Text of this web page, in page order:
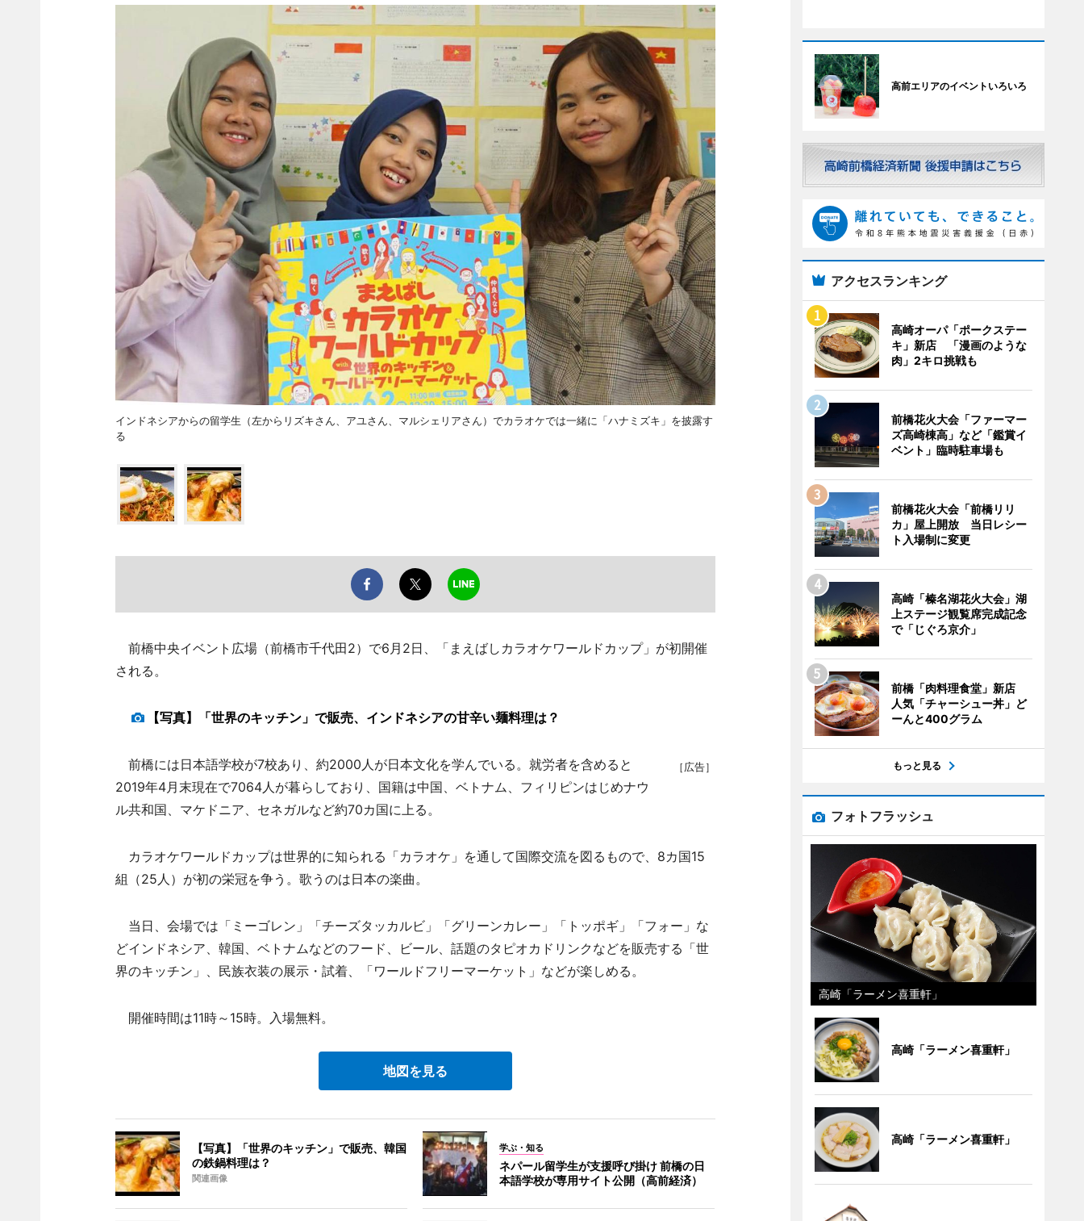
インドネシアからの留学生（左からリズキさん、アユさん、マルシェリアさん）でカラオケでは一緒に「ハナミズキ」を披露す
る
前橋中央イベント広場（前橋市千代田2）で6月2日、「まえばしカラオケワールドカップ」が初開催
される。
【写真】「世界のキッチン」で販売、インドネシアの甘辛い麺料理は？
［広告］
前橋には日本語学校が7校あり、約2000人が日本文化を学んでいる。就労者を含めると
2019年4月末現在で7064人が暮らしており、国籍は中国、ベトナム、フィリピンはじめナウ
ル共和国、マケドニア、セネガルなど約70カ国に上る。
カラオケワールドカップは世界的に知られる「カラオケ」を通して国際交流を図るもので、8カ国15
組（25人）が初の栄冠を争う。歌うのは日本の楽曲。
当日、会場では「ミーゴレン」「チーズタッカルビ」「グリーンカレー」「トッポギ」「フォー」な
どインドネシア、韓国、ベトナムなどのフード、ビール、話題のタピオカドリンクなどを販売する「世
界のキッチン」、民族衣装の展示・試着、「ワールドフリーマーケット」などが楽しめる。
開催時間は11時～15時。入場無料。
地図を見る
【写真】「世界のキッチン」で販売、韓国
の鉄鍋料理は？
関連画像
学ぶ・知る
ネパール留学生が支援呼び掛け 前橋の日
本語学校が専用サイト公開（高前経済）
高前エリアのイベントいろいろ
アクセスランキング
高崎オーパ「ポークステー
キ」新店 「漫画のような
肉」2キロ挑戦も
前橋花火大会「ファーマー
ズ高崎棟高」など「鑑賞イ
ベント」臨時駐車場も
前橋花火大会「前橋リリ
カ」屋上開放 当日レシー
ト入場制に変更
高崎「榛名湖花火大会」湖
上ステージ観覧席完成記念
で「じぐろ京介」
前橋「肉料理食堂」新店
人気「チャーシュー丼」ど
ーんと400グラム
もっと見る
フォトフラッシュ
高崎「ラーメン喜重軒」
高崎「ラーメン喜重軒」
高崎「ラーメン喜重軒」